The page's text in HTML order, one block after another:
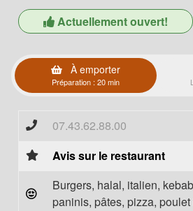
Actuellement ouvert!
À emporter
Préparation : 20 min
07.43.62.88.00
Avis sur le restaurant
Burgers, halal, italien,
paninis, pâtes, pizza,